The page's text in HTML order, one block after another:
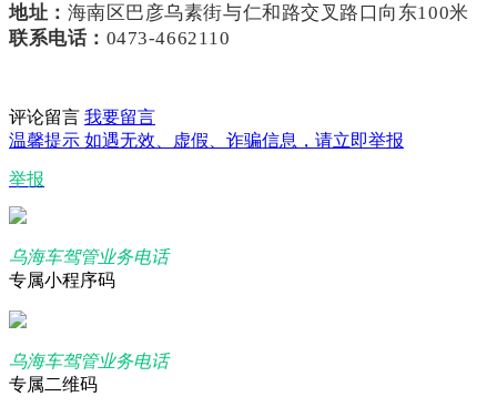
地址： 海南区巴彦乌素街与仁和路交叉路口向东100米
联系电话： 0473-4662110
评论留言 我要留言
温馨提示 如遇无效、虚假、诈骗信息，请立即举报
举报
乌海车驾管业务电话
专属小程序码
乌海车驾管业务电话
专属二维码